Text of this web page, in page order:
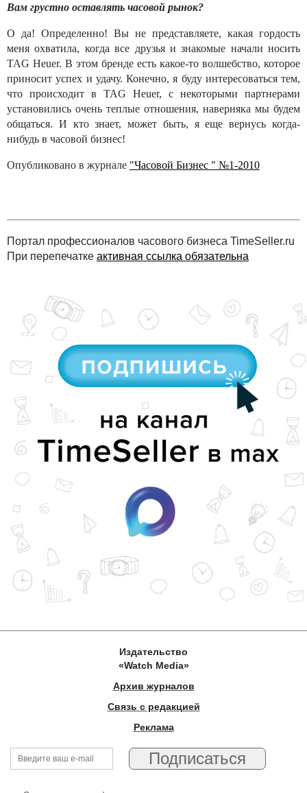
Вам грустно оставлять часовой рынок?
О да! Определенно! Вы не представляете, какая гордость
меня охватила, когда все друзья и знакомые начали носить
TAG Heuer. В этом бренде есть какое-то волшебство, которое
приносит успех и удачу. Конечно, я буду интересоваться тем,
что происходит в TAG Heuer, с некоторыми партнерами
установились очень теплые отношения, наверняка мы будем
общаться. И кто знает, может быть, я еще вернусь когда-
нибудь в часовой бизнес!
Опубликовано в журнале "Часовой Бизнес " №1-2010
Портал профессионалов часового бизнеса TimeSeller.ru
При перепечатке активная ссылка обязательна
Издательство
«Watch Media»
Архив журналов
Связь с редакцией
Реклама